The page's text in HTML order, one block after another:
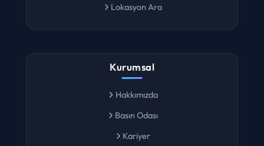
Lokasyon Ara
Kurumsal
Hakkımızda
Basın Odası
Kariyer